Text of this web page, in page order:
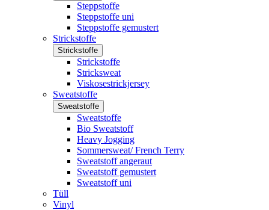
Steppstoffe
Steppstoffe uni
Steppstoffe gemustert
Strickstoffe
Strickstoffe
Strickstoffe
Stricksweat
Viskosestrickjersey
Sweatstoffe
Sweatstoffe
Sweatstoffe
Bio Sweatstoff
Heavy Jogging
Sommersweat/ French Terry
Sweatstoff angeraut
Sweatstoff gemustert
Sweatstoff uni
Tüll
Vinyl